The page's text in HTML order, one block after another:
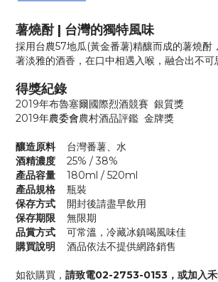
薯燒酎 | 台灣的獨特風味
採用台農57地瓜(黃金番薯)精釀而成的薯燒酎
著淡雅的酒香，在口中相遇入喉，融合出不可
得獎紀錄
2019年布魯塞爾國際烈酒競賽 銀質獎
2019年農委會農村酒品評鑑 金牌獎
釀造原料 台灣番薯、 水
酒精濃度
25% / 38%
產品容量 180ml / 520ml
產品規格 瓶裝
保存方式 開封後請盡早飲用
保存期限 無限期
品賞方式
可常溫，冷藏冰鎮喝風味佳
購買說明 酒品依法不提供網路銷售
如欲購買， 請致電02-2753-0153，或加入